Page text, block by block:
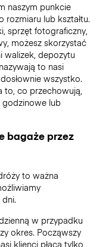
naszym punkcie
lub kształtu.
sprzęt fotograficzny,
możesz skorzystać
walizek, depozytu
to nasi
wszystko.
to, co przechowują,
godzinowe lub
bagaże przez
to ważna
w przypadku
okres. Począwszy
klienci płacą tylko